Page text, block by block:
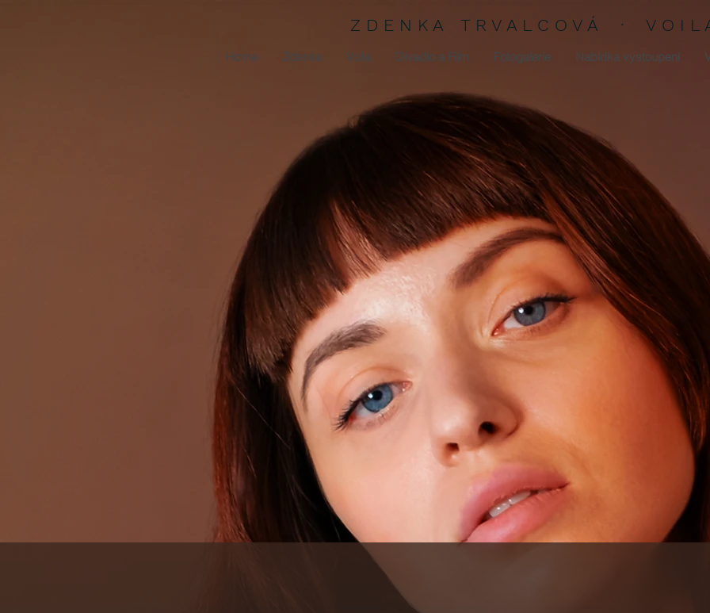
Z D E N K A T R V A L C O V Á · V O I L
Home Zdenka Voila Divadlo a Film Fotogalerie Nabídka vystoupení